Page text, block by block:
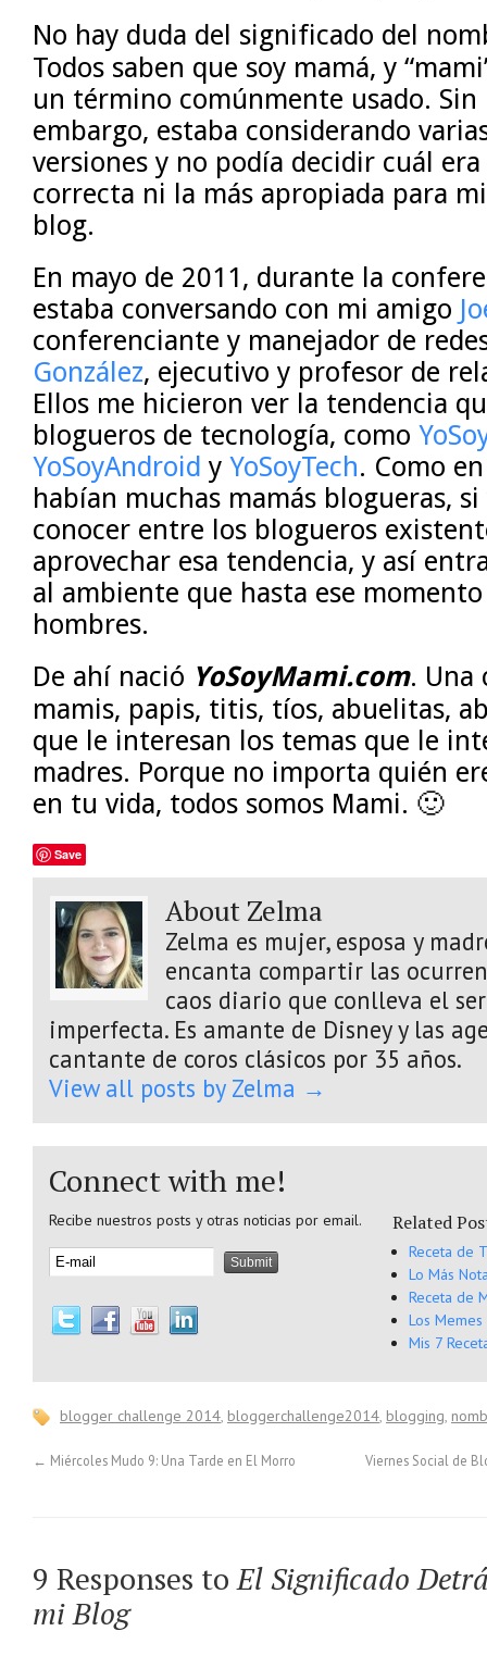
No hay duda del significado del
Todos saben que soy mamá, y
un término comúnmente usado. Sin
embargo, estaba considerando
versiones y no podía decidir cuál era
correcta ni la más apropiada para mi
blog.
En mayo de 2011, durante la
estaba conversando con mi amigo
conferenciante y manejador de
González, ejecutivo y profesor de
Ellos me hicieron ver la tendencia
blogueros de tecnología, como
YoSoyAndroid y YoSoyTech. Como
habían muchas mamás blogueras,
conocer entre los blogueros
aprovechar esa tendencia, y así
al ambiente que hasta ese
hombres.
De ahí nació YoSoyMami.com. Una
mamis, papis, titis, tíos, abuelitas,
que le interesan los temas que le
madres. Porque no importa quién
en tu vida, todos somos Mami. 🙂
Save
About Zelma
Zelma es mujer, esposa y
encanta compartir las
caos diario que conlleva el
imperfecta. Es amante de Disney y las
cantante de coros clásicos por 35 años.
View all posts by Zelma →
Connect with me!
Recibe nuestros posts y otras noticias por email. Related
Receta de
Lo Más
Receta de
Los
Mis 7
blogger challenge 2014, bloggerchallenge2014, blogging,
← Miércoles Mudo 9: Una Tarde en El Morro Viernes Social de
9 Responses toEl Significado
mi Blog